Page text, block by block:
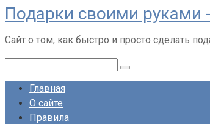
Перейти
к
контенту
Подарки своими руками
Сайт о том, как быстро и просто сделать
Главная
О сайте
Правила